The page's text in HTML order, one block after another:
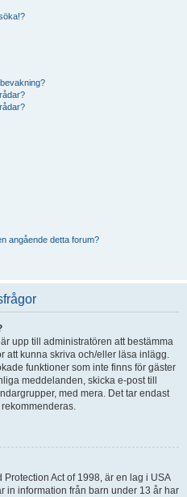
angående detta forum?
upp till administratören att bestämma
att kunna skriva och/eller läsa inlägg.
funktioner som inte finns för gäster
meddelanden, skicka e-post till
med mera. Det tar endast
Act of 1998, är en lag i USA
in information från barn under 13 år har